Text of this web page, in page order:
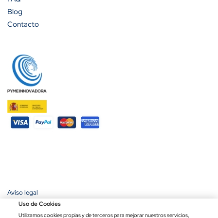
Blog
Contacto
Aviso legal
Política de privacidad
Uso de Cookies
Utilizamos cookies propias y de terceros para mejorar nuestros servicios,